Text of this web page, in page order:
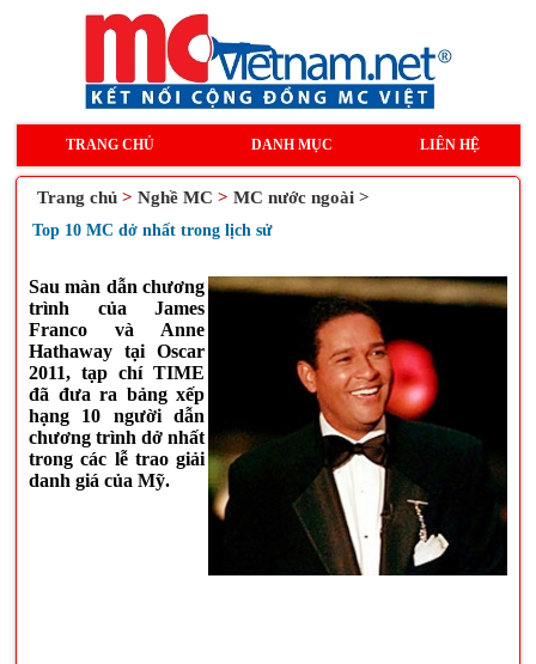
TRANG CHỦ DANH MỤC LIÊN HỆ
Trang chủ > Nghề MC > MC nước ngoài >
Top 10 MC dở nhất trong lịch sử
Sau màn dẫn chương
trình của James
Franco và Anne
Hathaway tại Oscar
2011, tạp chí TIME
đã đưa ra bảng xếp
hạng 10 người dẫn
chương trình dở nhất
trong các lễ trao giải
danh giá của Mỹ.